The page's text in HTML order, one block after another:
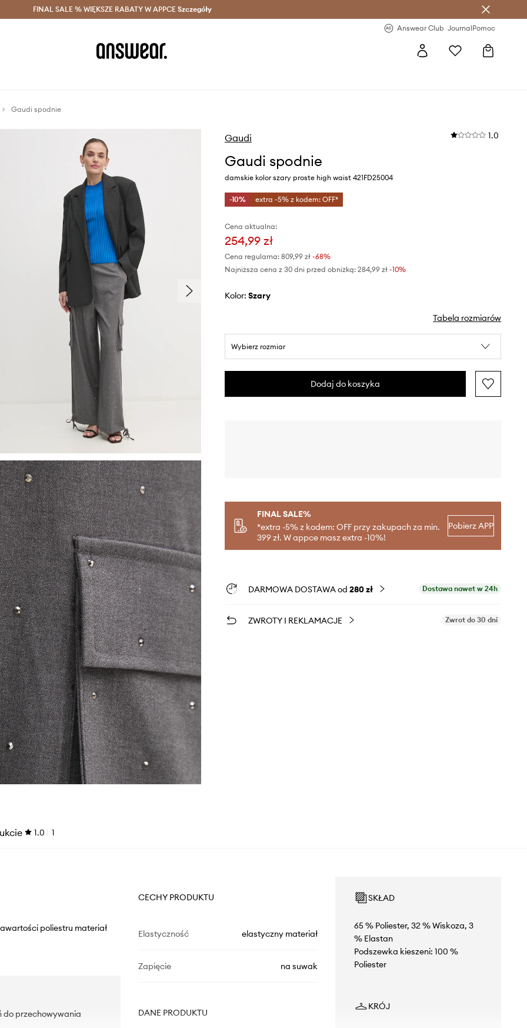
z Answear Club > Dostawa nawet w 24h >
FINAL SALE % WIĘKSZE RABATY W APPCE Szczegóły
Answear Club JournalPomoc
Gaudi spodnie
Gaudi 1.0
Gaudi spodnie
damskie kolor szary proste high waist 421FD25004
-10% extra -5% z kodem: OFF*
Cena aktualna:
254,99 zł
Cena regularna: 809,99 zł-68%
Najniższa cena z 30 dni przed obniżką: 284,99 zł -10%
Kolor: szary
Tabela rozmiarów
Wybierz rozmiar
Dodaj do koszyka
FINAL SALE%
*extra -5% z kodem: OFF przy zakupach za min.
399 zł. W appce masz extra -10%!
Pobierz APP
DARMOWA DOSTAWA od 280 zł Dostawa nawet w 24h
ZWROTY I REKLAMACJE Zwrot do 30 dni
1.0 1
poliestru materiał
do przechowywania
CECHY PRODUKTU
Elastyczność elastyczny materiał
Zapięcie na suwak
DANE PRODUKTU
SKŁAD
65 % Poliester, 32 % Wiskoza, 3
% Elastan
Podszewka kieszeni: 100 %
Poliester
KRÓJ